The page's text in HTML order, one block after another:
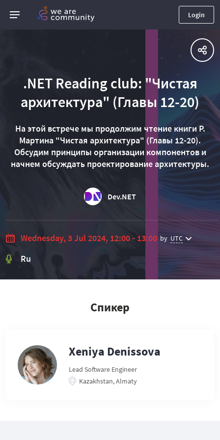
Login
.NET Reading club: "Чистая
архитектура" (Главы 12-20)
На этой встрече мы продолжим чтение книги Р.
Мартина "Чистая архитектура" (Главы 12-20).
Обсудим принципы организации компонентов и
начнем обсуждать проектирование архитектуры.
Dev.NET
Wednesday, 3 Jul 2024, 12:00 - 13:00 by UTC
Ru
Спикер
Xeniya Denissova
Lead Software Engineer
Kazakhstan, Almaty